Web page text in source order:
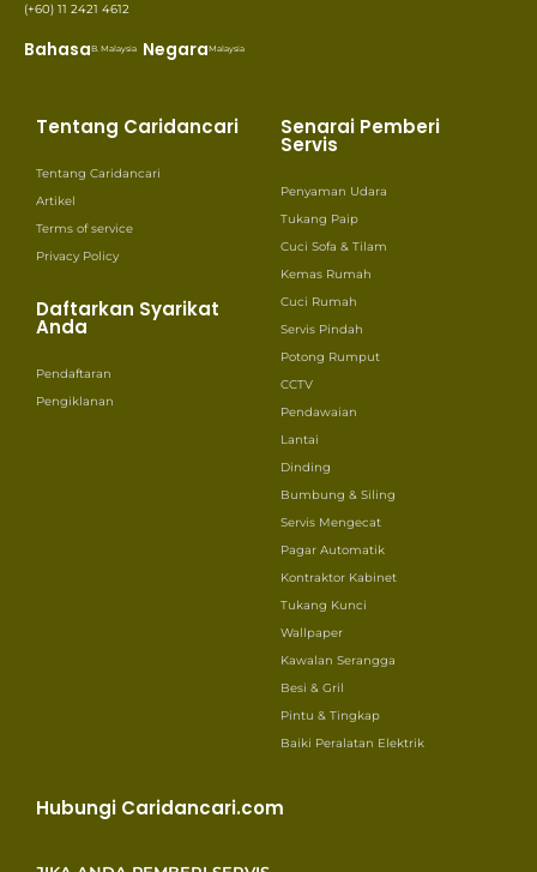
(+60) 11 2421 4612
BahasaB. Malaysia NegaraMalaysia
Tentang Caridancari
Tentang Caridancari
Artikel
Terms of service
Privacy Policy
Daftarkan Syarikat
Anda
Pendaftaran
Pengiklanan
Senarai Pemberi
Servis
Penyaman Udara
Tukang Paip
Cuci Sofa & Tilam
Kemas Rumah
Cuci Rumah
Servis Pindah
Potong Rumput
CCTV
Pendawaian
Lantai
Dinding
Bumbung & Siling
Servis Mengecat
Pagar Automatik
Kontraktor Kabinet
Tukang Kunci
Wallpaper
Kawalan Serangga
Besi & Gril
Pintu & Tingkap
Baiki Peralatan Elektrik
Hubungi Caridancari.com